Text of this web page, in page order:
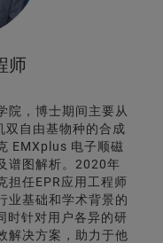
师
院，博士期间主要从
双自由基物种的合成
EMXplus 电子顺磁
谱图解析。2020年
担任EPR应用工程师
业基础和学术背景的
时针对用户各异的研
解决方案，助力于他